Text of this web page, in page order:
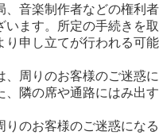
、音楽制作者などの権利者
ます。所定の手続きを取
り申し立てが行われる可能
周りのお客様のご迷惑に
、隣の席や通路にはみ出す
のお客様のご迷惑になる